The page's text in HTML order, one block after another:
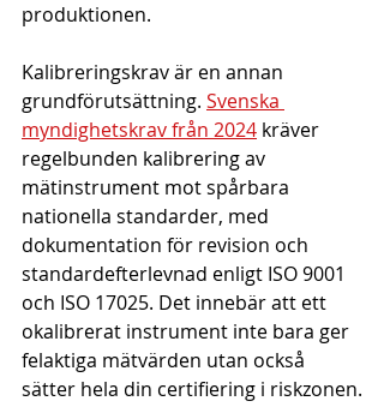
produktionen.
Kalibreringskrav är en annan
grundförutsättning. Svenska
myndighetskrav från 2024 kräver
regelbunden kalibrering av
mätinstrument mot spårbara
nationella standarder, med
dokumentation för revision och
standardefterlevnad enligt ISO 9001
och ISO 17025. Det innebär att ett
okalibrerat instrument inte bara ger
felaktiga mätvärden utan också
sätter hela din certifiering i riskzonen.